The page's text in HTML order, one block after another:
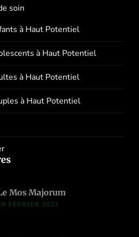
soin
à Haut Potentiel
à Haut Potentiel
à Haut Potentiel
à Haut Potentiel
Mos Majorum
FÉVRIER 2023